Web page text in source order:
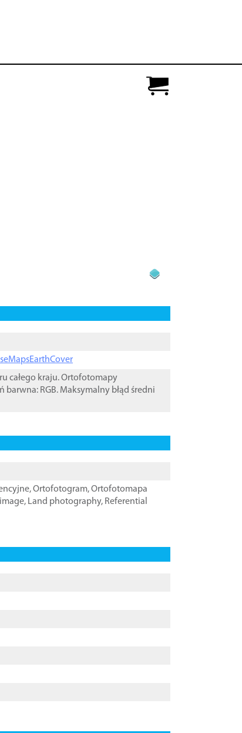
całego kraju. Ortofotomapy
RGB. Maksymalny błąd średni
,Ortofotogram,Ortofotomapa
, Land photography, Referential